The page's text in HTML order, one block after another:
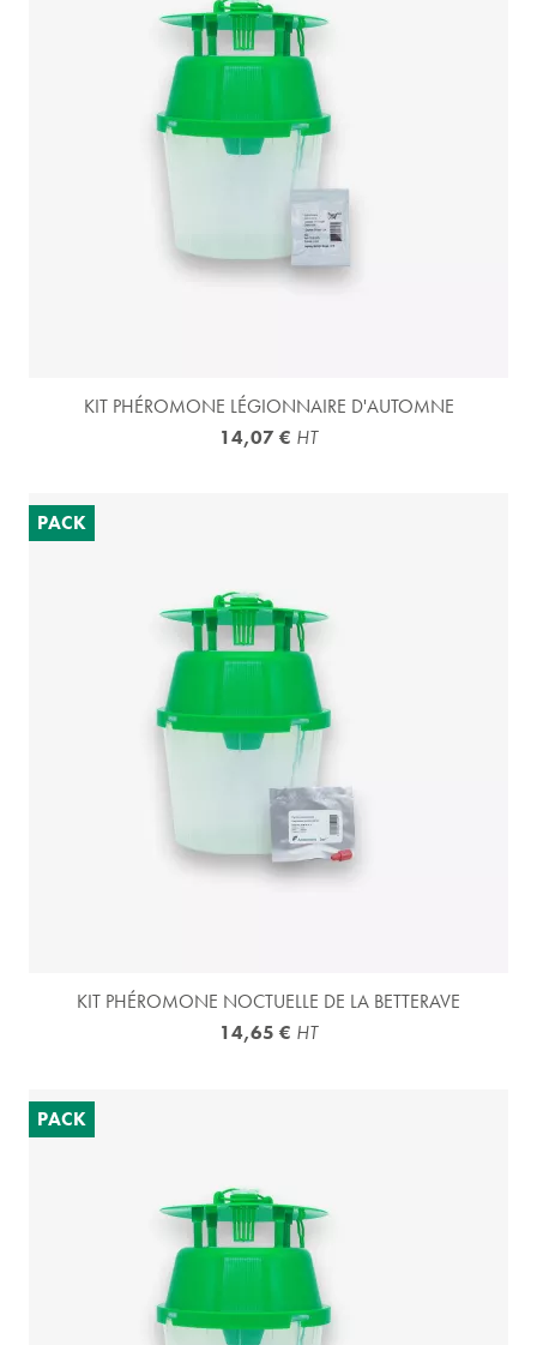
KIT PHÉROMONE LÉGIONNAIRE D'AUTOMNE
14,07 € HT
KIT PHÉROMONE NOCTUELLE DE LA BETTERAVE
14,65 € HT
PACK
PACK